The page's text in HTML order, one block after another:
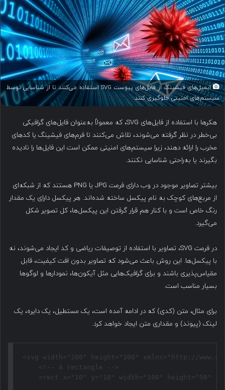
ی
م
ی
ل
ایمیل‌های فیشینگ از فایل‌های پیوست SVG استفاده می‌کنند تا از شناسایی توسط
سیستم‌های امنیتی جلوگیری کنند.
هکرها با استفاده از فایل‌های SVG، که معمولاً به‌عنوان فایل‌های گرافیکی
بی‌خطر در نظر گرفته می‌شوند، تلاش می‌کنند تا فرم‌های فیشینگ یا کدهای
مخرب را ارائه دهند، زیرا سیستم‌های امنیتی ممکن است این فایل‌ها را نادیده
بگیرند یا به‌راحتی شناسایی نکنند.
بیشتر تصاویر موجود در وب دارای فرمت JPG یا PNG هستند که از شبکه‌ای
از مربع‌های کوچک به نام پیکسل ساخته شده‌اند. هر پیکسل دارای یک مقدار
رنگ خاص است و با کنار هم قرار گرفتن این پیکسل‌ها، کل تصویر شکل
می‌گیرد.
در فرمت SVG، تصاویر با استفاده از توصیفات ریاضی و کد ایجاد می‌شوند، نه
با پیکسل‌ها. این روش باعث می‌شود که تصاویر بدون افت کیفیت، قابل
مقیاس‌پذیری باشند و برای گرافیک‌هایی مثل آیکون‌ها، نمودارها و لوگوها
بسیار مناسب است.
برای مثال، متن (کدی) که در ادامه آمده است، یک مستطیل، یک دایره، یک
لینک (پیوند) و مقداری متن ایجاد خواهد کرد.
<svg width="200" height="200" xmlns="http://
    <!-- A rectangle -->
<rect x="10" y="10" width="100" height="50"